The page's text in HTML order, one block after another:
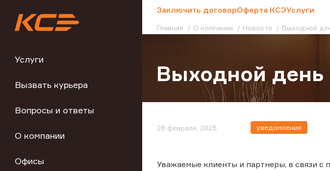
Услуги
Вызвать курьера
Вопросы и ответы
О компании
Офисы
Заключить договорОферта КСЭУслуги
Главная О компании Новости Выходной
Выходной день
28 февраля, 2025 уведомления
Уважаемые клиенты и партнеры, в связи с